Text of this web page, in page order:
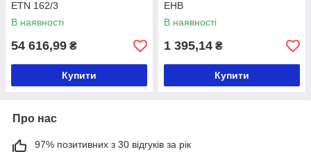
ETN 162/3
В наявності
54 616,99 ₴
Купити
EHB
В наявності
1 395,14 ₴
Купити
Про нас
97% позитивних з 30 відгуків за рік